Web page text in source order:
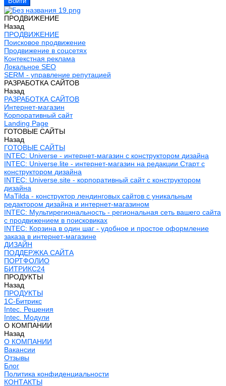
ПРОДВИЖЕНИЕ
Назад
ПРОДВИЖЕНИЕ
Поисковое продвижение
Продвижение в соцсетях
Контекстная реклама
Локальное SEO
SERM - управление репутацией
РАЗРАБОТКА САЙТОВ
Назад
РАЗРАБОТКА САЙТОВ
Интернет-магазин
Корпоративный сайт
Landing Page
ГОТОВЫЕ САЙТЫ
Назад
ГОТОВЫЕ САЙТЫ
INTEC: Universe - интернет-магазин с конструктором дизайна
INTEC: Universe.lite - интернет-магазин на редакции Старт с
конструктором дизайна
INTEC: Universe.site - корпоративный сайт с конструктором
дизайна
MaTilda - конструктор лендинговых сайтов с уникальным
редактором дизайна и интернет-магазином
INTEC: Мультирегиональность - региональная сеть вашего сайта
с продвижением в поисковиках
INTEC: Корзина в один шаг - удобное и простое оформление
заказа в интернет-магазине
ДИЗАЙН
ПОДДЕРЖКА САЙТА
ПОРТФОЛИО
БИТРИКС24
ПРОДУКТЫ
Назад
ПРОДУКТЫ
1С-Битрикс
Intec. Решения
Intec. Модули
О КОМПАНИИ
Назад
О КОМПАНИИ
Вакансии
Отзывы
Блог
Политика конфиденциальности
КОНТАКТЫ